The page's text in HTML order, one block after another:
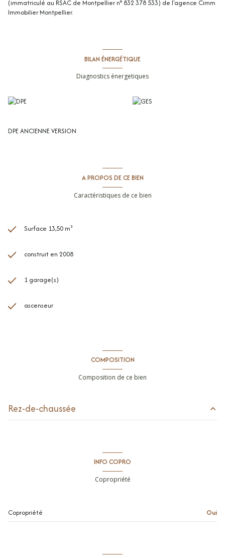
(immatriculé au RSAC de Montpellier n° 832 378 533) de l'agence Cimm
Immobilier Montpellier.
BILAN ÉNERGÉTIQUE
Diagnostics énergetiques
DPE ANCIENNE VERSION
A PROPOS DE CE BIEN
Caractéristiques de ce bien
Surface 13,50 m²
construit en 2008
1 garage(s)
ascenseur
COMPOSITION
Composition de ce bien
Rez-de-chaussée
INFO COPRO
Copropriété
Copropriété Oui